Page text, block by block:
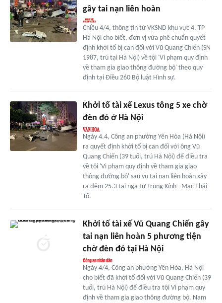
gây tai nạn liên hoàn
Chiều 4/4, thông tin từ VKSND khu vực 4, TP
Hà Nội cho biết, đơn vị vừa phê chuẩn quyết
định khởi tố bị can đối với Vũ Quang Chiến (SN
1987, trú tại Hà Nội) về tội 'Vi phạm quy định
về tham gia giao thông đường bộ' theo quy
định tại Điều 260 Bộ luật Hình sự.
Khởi tố tài xế Lexus tông 5 xe chờ
đèn đỏ ở Hà Nội
Ngày 4.4, Công an phường Yên Hòa (Hà Nội)
ra quyết định khởi tố bị can đối với ông Vũ
Quang Chiến (39 tuổi, trú Hà Nội) để điều tra
về tội 'Vi phạm quy định về tham gia giao
thông đường bộ' sau vụ tai nạn liên hoàn xảy
ra đêm 25.3 tại ngã tư Trung Kính - Mạc Thái
Tổ.
Khởi tố tài xế Vũ Quang Chiến gây
tai nạn liên hoàn 5 phương tiện
chờ đèn đỏ tại Hà Nội
Ngày 4/4, Công an phường Yên Hòa, Hà Nội
cho biết đã khởi tố đối với Vũ Quang Chiến (39
tuổi, trú Hà Nội) để điều tra tội Vi phạm quy
định về tham gia giao thông đường bộ. Nam